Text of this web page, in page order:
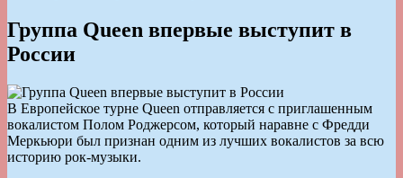
Группа Queen впервые выступит в
России
В Европейское турне Queen отправляется с приглашенным
вокалистом Полом Роджерсом, который наравне с Фредди
Меркьюри был признан одним из лучших вокалистов за всю
историю рок-музыки.